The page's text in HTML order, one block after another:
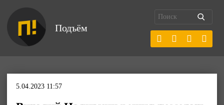
Подъём
5.04.2023 11:57